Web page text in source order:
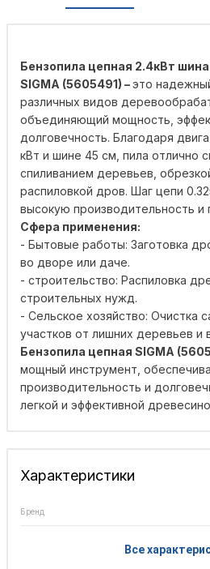
Бензопила цепная 2.4кВт
SIGMA (5605491) –это
различных видов
объединяющий мощность,
долговечность. Благодаря
кВт и шине 45 см, пила отлично
спиливанием деревьев,
распиловкой дров. Шаг цепи
высокую производительность и
Сфера применения:
- Бытовые работы: Заготовка
во дворе или даче.
- строительство: Распиловка
строительных нужд.
- Сельское хозяйство: Очистка
участков от лишних деревьев и
Бензопила цепная SIGMA
мощный инструмент,
производительность и
легкой и эффективной
Характеристики
Бренд
Все